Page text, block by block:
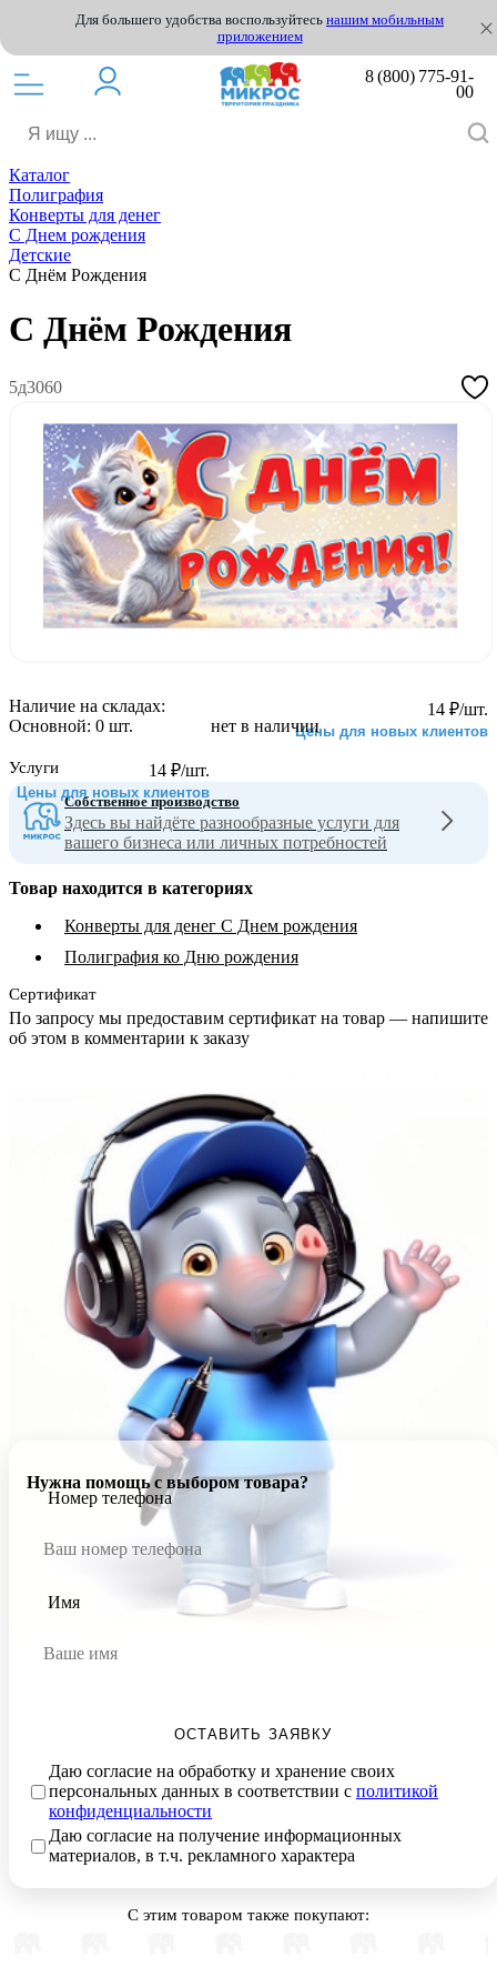
Для большего удобства воспользуйтесь нашим мобильным
приложением
8 (800) 775-91-
00
Каталог
Полиграфия
Конверты для денег
С Днем рождения
Детские
С Днём Рождения
С Днём Рождения
5д3060
14 ₽/шт.
Цены для новых клиентов
нет в наличии
14 ₽/шт.
Цены для новых клиентов
Наличие на складах:
Основной: 0 шт.
Услуги
Собственное производство
Здесь вы найдёте разнообразные услуги для
вашего бизнеса или личных потребностей
Товар находится в категориях
Конверты для денег С Днем рождения
Полиграфия ко Дню рождения
Сертификат
По запросу мы предоставим сертификат на товар — напишите
об этом в комментарии к заказу
Нужна помощь с выбором товара?
Номер телефона
Имя
ОСТАВИТЬ ЗАЯВКУ
Даю согласие на обработку и хранение своих
персональных данных в соответствии с политикой
конфиденциальности
Даю согласие на получение информационных
материалов, в т.ч. рекламного характера
С этим товаром также покупают: